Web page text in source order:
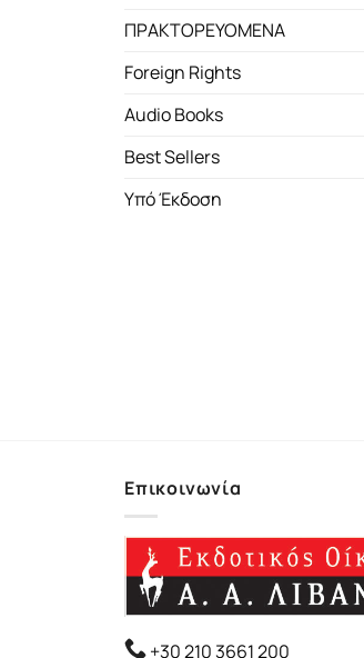
ΠΡΑΚΤΟΡΕΥΟΜΕΝΑ
Foreign Rights
Audio Books
Best Sellers
Υπό Έκδοση
Επικοινωνία
+30 210 3661 200